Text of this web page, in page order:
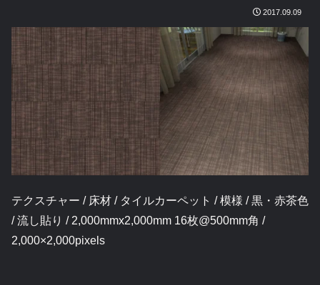
2017.09.09
テクスチャー / 床材 / タイルカーペット / 模様 / 黒・赤茶色
/ 流し貼り / 2,000mmx2,000mm 16枚@500mm角 /
2,000×2,000pixels